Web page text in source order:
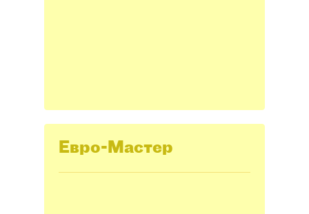
Евро-Мастер